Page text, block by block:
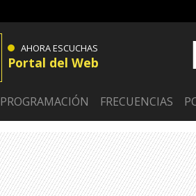
AHORA ESCUCHAS
Portal del Web
PROGRAMACIÓN FRECUENCIAS